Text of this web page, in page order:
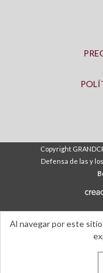
Al navegar por este sitio
Copyright
Defensa de las y